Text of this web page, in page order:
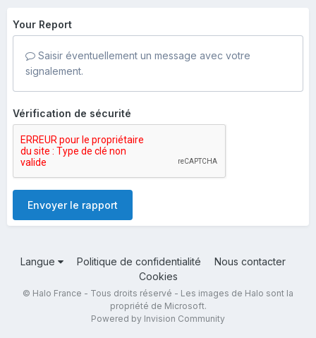
Your Report
Saisir éventuellement un message avec votre
signalement.
Vérification de sécurité
Envoyer le rapport
Langue Politique de confidentialité
Nous contacter
Cookies
© Halo France - Tous droits réservé - Les images de Halo sont la
propriété de Microsoft.
Powered by Invision Community